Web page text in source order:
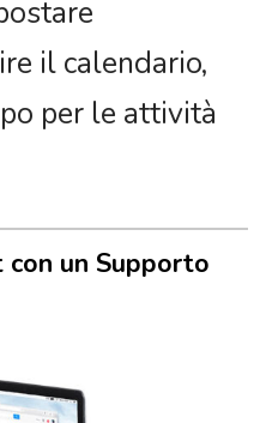
il calendario,
per le attività
un Supporto